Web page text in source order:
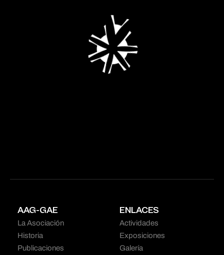
AAG-GAE
La Asociación
Historia
Publicaciones
ENLACES
Actividades
Exposiciones
Galería